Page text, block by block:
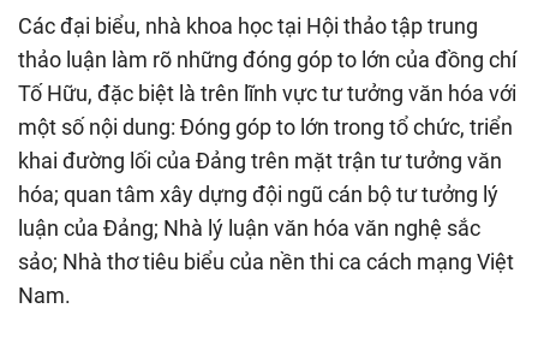
Các đại biểu, nhà khoa học tại Hội thảo tập trung
thảo luận làm rõ những đóng góp to lớn của đồng chí
Tố Hữu, đặc biệt là trên lĩnh vực tư tưởng văn hóa với
một số nội dung: Đóng góp to lớn trong tổ chức, triển
khai đường lối của Đảng trên mặt trận tư tưởng văn
hóa; quan tâm xây dựng đội ngũ cán bộ tư tưởng lý
luận của Đảng; Nhà lý luận văn hóa văn nghệ sắc
sảo; Nhà thơ tiêu biểu của nền thi ca cách mạng Việt
Nam.